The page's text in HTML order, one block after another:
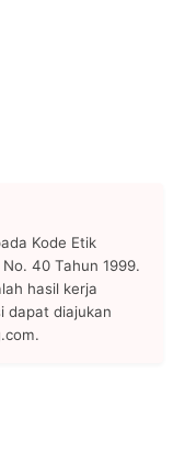
Kode Etik
40 Tahun 1999.
hasil kerja
dapat diajukan